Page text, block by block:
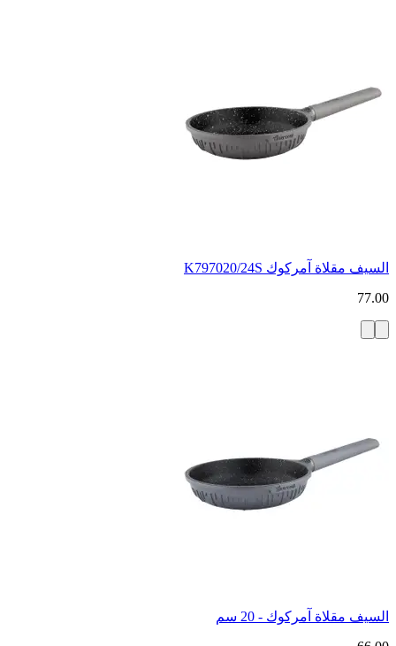
السيف مقلاة آمركوك K797020/24S
77.00
السيف مقلاة آمركوك - 20 سم